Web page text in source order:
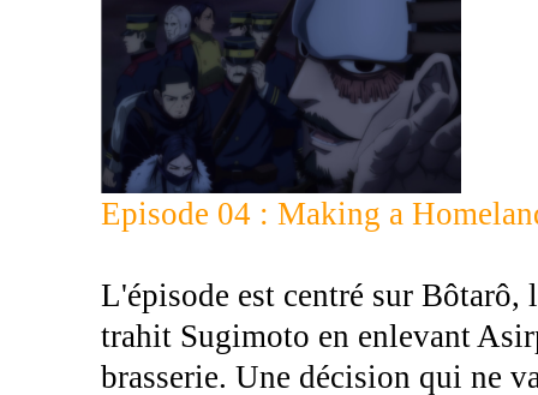
Episode 04 : Making a
L'épisode est centré sur
trahit Sugimoto en enlevant
brasserie. Une décision qui ne